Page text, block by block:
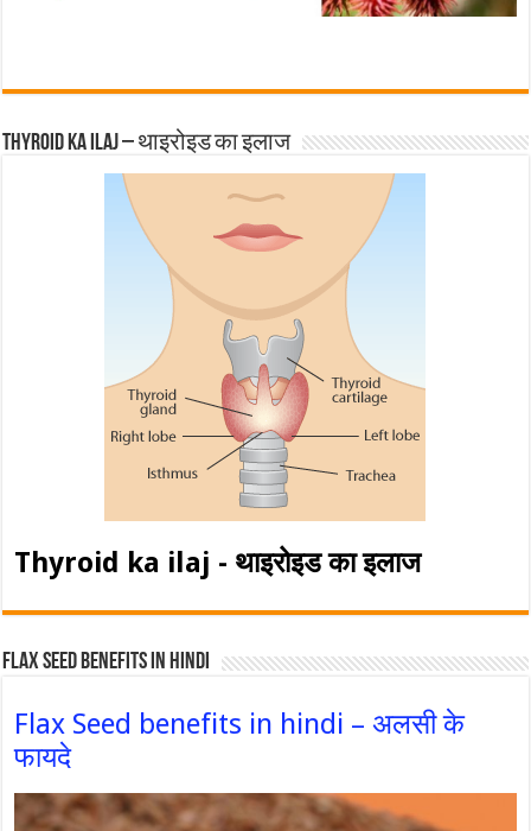
Thyroid ka ilaj – थाइरोइड का इलाज
Thyroid ka ilaj - थाइरोइड का इलाज
Flax Seed Benefits in hindi
Flax Seed benefits in hindi – अलसी के
फायदे